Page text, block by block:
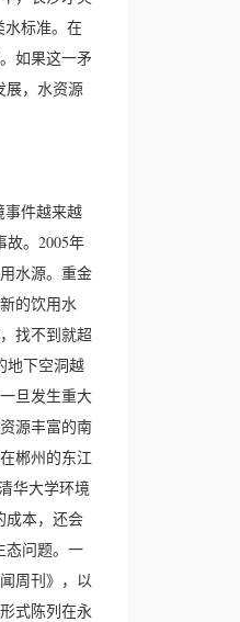
标准。在
如果这一矛
展，水资源
件越来越
。2005年
水源。重金
的饮用水
找不到就超
地下空洞越
旦发生重大
源丰富的南
郴州的东江
华大学环境
成本，还会
态问题。一
周刊》，以
式陈列在永